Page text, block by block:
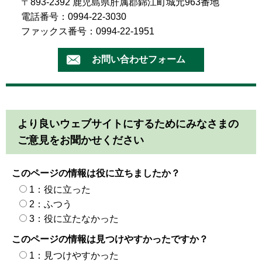
電話番号：0994-22-3030
ファックス番号：0994-22-1951
より良いウェブサイトにするためにみなさまの
ご意見をお聞かせください
このページの情報は役に立ちましたか？
1：役に立った
2：ふつう
3：役に立たなかった
このページの情報は見つけやすかったですか？
1：見つけやすかった